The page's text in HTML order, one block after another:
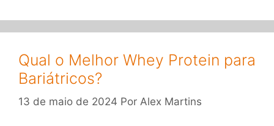
Qual o Melhor Whey Protein para
Bariátricos?
13 de maio de 2024 Por Alex Martins